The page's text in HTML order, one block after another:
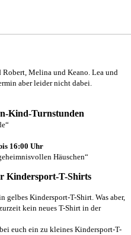
Melina und Keano. Lea und
aber leider nicht dabei.
Kind-Turnstunden
16:00 Uhr
Häuschen“
Kindersport-T-Shirts
gelbes Kindersport-T-Shirt. Was aber,
kein neues T-Shirt in der
euch ein zu kleines Kindersport-T-